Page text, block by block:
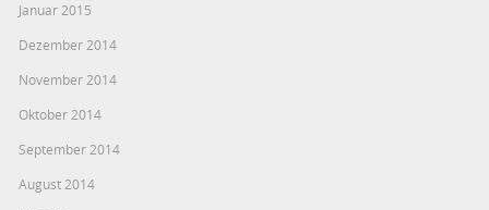
Januar 2015
Dezember 2014
November 2014
Oktober 2014
September 2014
August 2014